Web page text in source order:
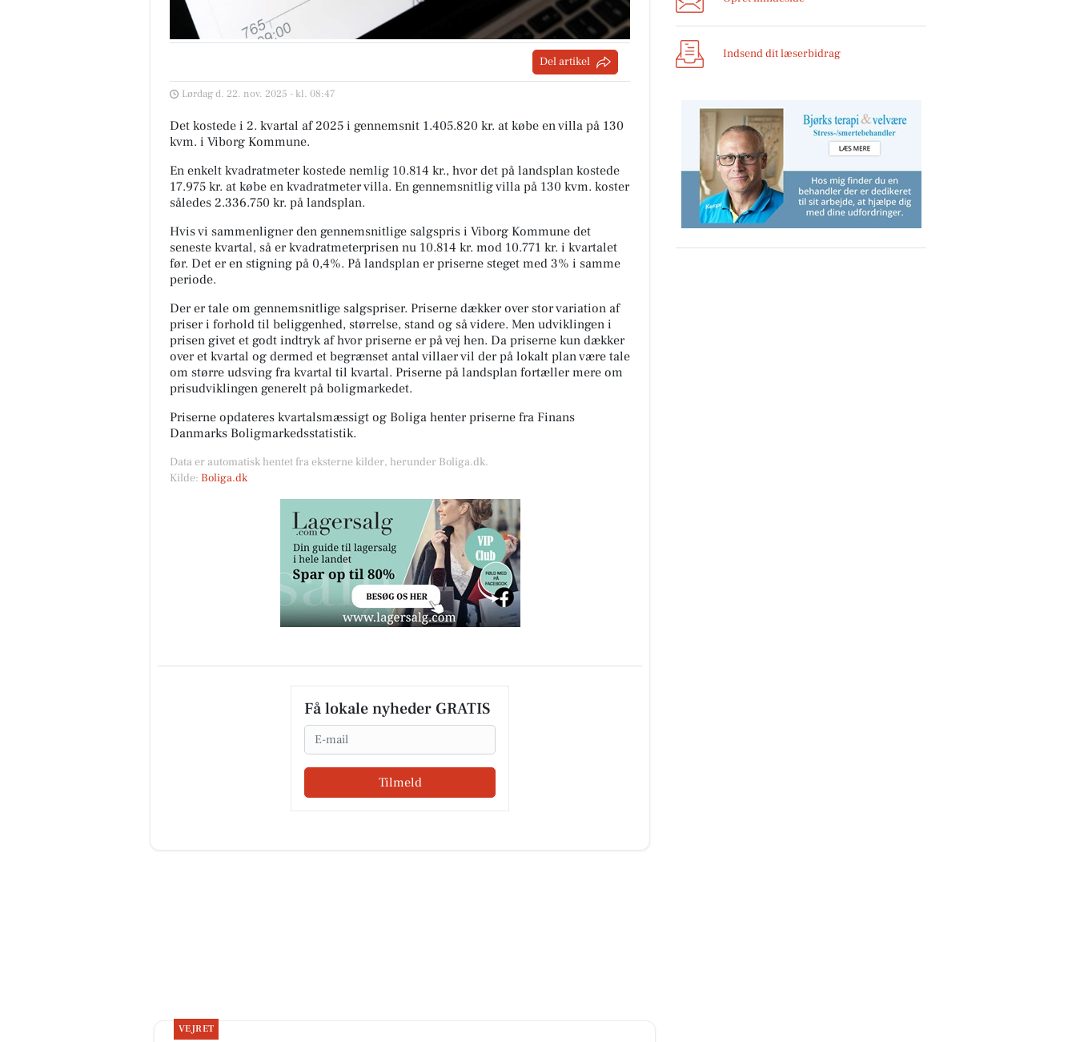
Del artikel
Lørdag d. 22. nov. 2025 - kl. 08:47
Det kostede i 2. kvartal af 2025 i gennemsnit 1.405.820 kr. at købe en villa på 130
kvm. i Viborg Kommune.
En enkelt kvadratmeter kostede nemlig 10.814 kr., hvor det på landsplan kostede
17.975 kr. at købe en kvadratmeter villa. En gennemsnitlig villa på 130 kvm. koster
således 2.336.750 kr. på landsplan.
Hvis vi sammenligner den gennemsnitlige salgspris i Viborg Kommune det
seneste kvartal, så er kvadratmeterprisen nu 10.814 kr. mod 10.771 kr. i kvartalet
før. Det er en stigning på 0,4%. På landsplan er priserne steget med 3% i samme
periode.
Der er tale om gennemsnitlige salgspriser. Priserne dækker over stor variation af
priser i forhold til beliggenhed, størrelse, stand og så videre. Men udviklingen i
prisen givet et godt indtryk af hvor priserne er på vej hen. Da priserne kun dækker
over et kvartal og dermed et begrænset antal villaer vil der på lokalt plan være tale
om større udsving fra kvartal til kvartal. Priserne på landsplan fortæller mere om
prisudviklingen generelt på boligmarkedet.
Priserne opdateres kvartalsmæssigt og Boliga henter priserne fra Finans
Danmarks Boligmarkedsstatistik.
Data er automatisk hentet fra eksterne kilder, herunder Boliga.dk.
Kilde: Boliga.dk
Få lokale nyheder GRATIS
Email
Tilmeld
Indsend dit læserbidrag
VEJRET